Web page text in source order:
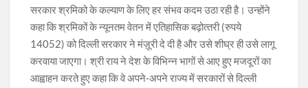
सरकार श्रमिको के कल्‍याण के लिए हर संभव कदम उठा रही है। उन्‍होंने
कहा कि श्रमिकों के न्‍यूनतम वेतन में एतिहासिक बढ़ोत्‍तरी (रुपये
14052) को दिल्ली सरकार ने मंज़ूरी दे दी है और उसे शीघ्र ही उसे लागू
करवाया जाएगा। श्री राय ने देश के विभिन्‍न भागों से आए हुए मजदूरों का
आह्वाहन करते हुए कहा कि वे अपने-अपने राज्‍य में सरकारों से दिल्ली